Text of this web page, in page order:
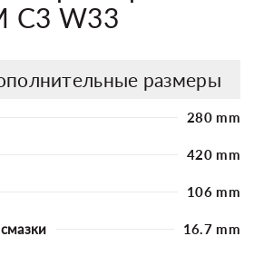
C3 W33
размеры
280 mm
420 mm
106 mm
16.7 mm